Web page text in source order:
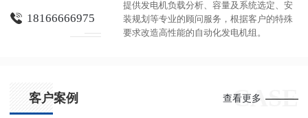
提供发电机负载分析、容量及系统选定、安
装规划等专业的顾问服务，根据客户的特殊
要求改造高性能的自动化发电机组。
18166666975
客户案例 CASE
查看更多